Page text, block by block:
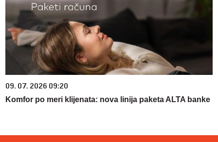
09. 07. 2026 09:20
Komfor po meri klijenata: nova linija paketa ALTA banke